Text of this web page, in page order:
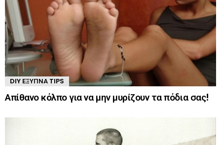
DIY ΈΞΥΠΝΑ TIPS
Απίθανο κόλπο για να μην μυρίζουν τα πόδια σας!